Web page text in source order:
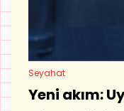
Seyahat
Yeni akım: